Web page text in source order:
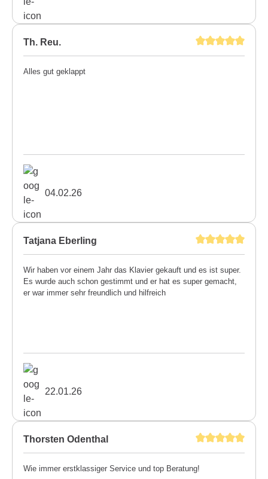
Th. Reu.
Alles gut geklappt
04.02.26
Tatjana Eberling
Wir haben vor einem Jahr das Klavier gekauft und es ist super.
Es wurde auch schon gestimmt und er hat es super gemacht,
er war immer sehr freundlich und hilfreich
22.01.26
Thorsten Odenthal
Wie immer erstklassiger Service und top Beratung!